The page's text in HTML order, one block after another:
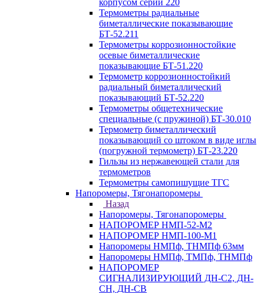
корпусом серии 220
Термометры радиальные
биметаллические показывающие
БТ-52.211
Термометры коррозионностойкие
осевые биметаллические
показывающие БТ-51.220
Термометр коррозионностойкий
радиальный биметаллический
показывающий БТ-52.220
Термометры общетехнические
специальные (с пружиной) БТ-30.010
Термометр биметаллический
показывающий со штоком в виде иглы
(погружной термометр) БТ-23.220
Гильзы из нержавеющей стали для
термометров
Термометры самопишущие ТГС
Напоромеры, Тягонапоромеры
Назад
Напоромеры, Тягонапоромеры
НАПОРОМЕР НМП-52-М2
НАПОРОМЕР НМП-100-М1
Напоромеры НМПф, ТНМПф 63мм
Напоромеры НМПф, ТМПф, ТНМПф
НАПОРОМЕР
СИГНАЛИЗИРУЮЩИЙ ДН-С2, ДН-
СН, ДН-СВ